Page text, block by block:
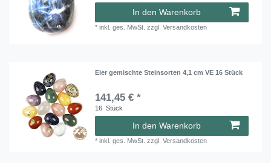
In den Warenkorb
*inkl. ges. MwSt. zzgl.Versandkosten
Eier gemischte Steinsorten 4,1 cm VE 16 Stück
141,45 € *
16 Stück
In den Warenkorb
*inkl. ges. MwSt. zzgl.Versandkosten